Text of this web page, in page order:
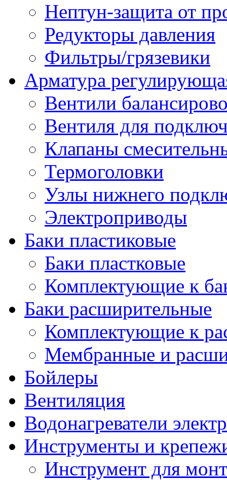
Нептун-защита от
Редукторы давления
Фильтры/грязевики
Арматура
Вентили
Вентиля для
Клапаны
Термоголовки
Узлы нижнего
Электроприводы
Баки пластиковые
Баки пластковые
Комплектующие к
Баки расширительные
Комплектующие к
Мембранные и
Бойлеры
Вентиляция
Водонагреватели
Инструменты и
Инструмент для